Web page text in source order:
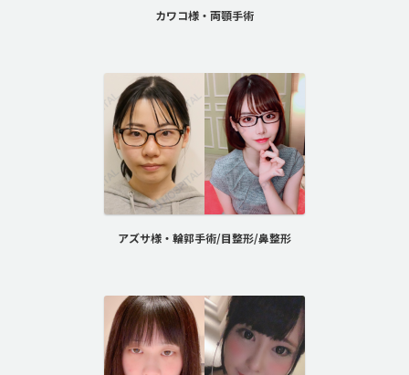
カワコ様・両顎手術
アズサ様・輪郭手術/目整形/鼻整形